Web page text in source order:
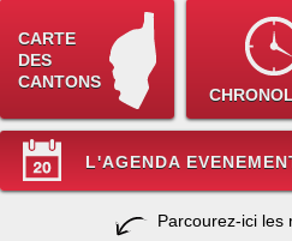
CARTE
DES
CANTONS
L'AGENDA
Parcourez-ici les